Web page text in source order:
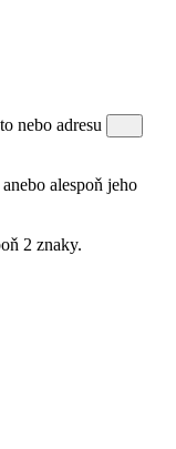
nebo adresu
alespoň jeho
2 znaky.